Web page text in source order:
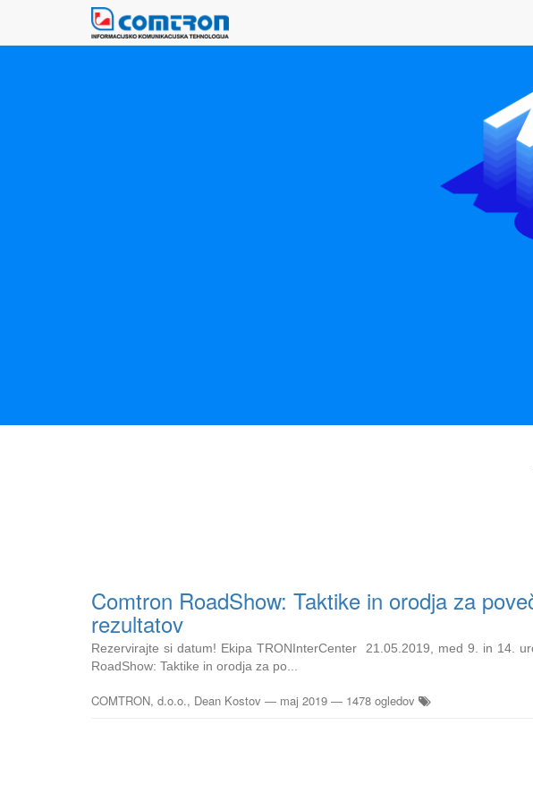
Comtron RoadShow: Taktike in orodja za
rezultatov
Rezervirajte si datum! Ekipa TRONInterCenter 21.05.2019, med 9. in 14.
RoadShow: Taktike in orodja za po...
COMTRON, d.o.o., Dean Kostov — maj 2019 — 1478 ogledov